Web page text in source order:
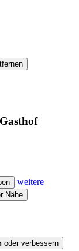
Gasthof
weitere
Nähe
oder verbessern